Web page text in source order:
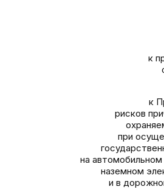
к
к
рисков
при
на
наземном
и в